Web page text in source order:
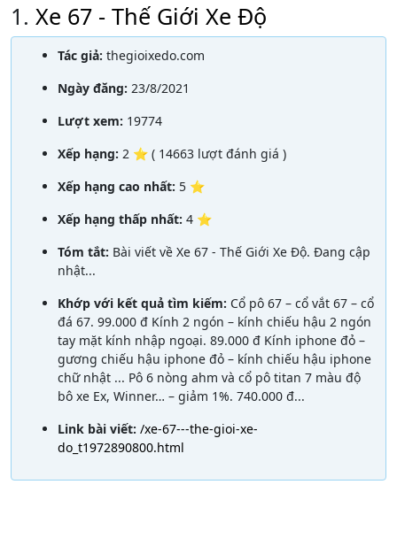
1. Xe 67 - Thế Giới Xe Độ
Tác giả: thegioixedo.com
Ngày đăng: 23/8/2021
Lượt xem: 19774
Xếp hạng: 2 ⭐ ( 14663 lượt đánh giá )
Xếp hạng cao nhất: 5 ⭐
Xếp hạng thấp nhất: 4 ⭐
Tóm tắt: Bài viết về Xe 67 - Thế Giới Xe Độ. Đang cập
nhật...
Khớp với kết quả tìm kiếm: Cổ pô 67 – cổ vắt 67 – cổ
đá 67. 99.000 đ Kính 2 ngón – kính chiếu hậu 2 ngón
tay mặt kính nhập ngoại. 89.000 đ Kính iphone đỏ –
gương chiếu hậu iphone đỏ – kính chiếu hậu iphone
chữ nhật ... Pô 6 nòng ahm và cổ pô titan 7 màu độ
bô xe Ex, Winner… – giảm 1%. 740.000 đ...
Link bài viết: /xe-67---the-gioi-xe-
do_t1972890800.html